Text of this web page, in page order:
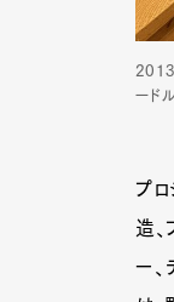
2013
ード
プ
造、
ー、